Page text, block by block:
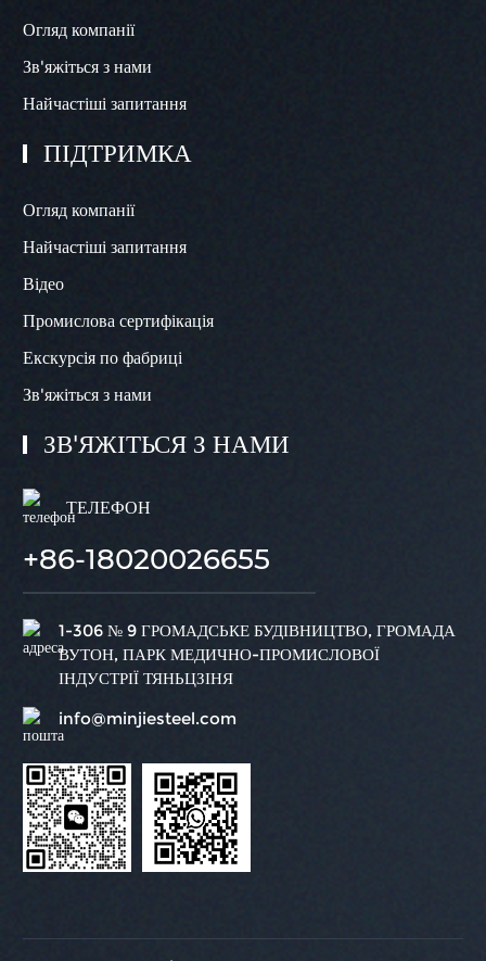
Огляд компанії
Зв'яжіться з нами
Найчастіші запитання
ПІДТРИМКА
Огляд компанії
Найчастіші запитання
Відео
Промислова сертифікація
Екскурсія по фабриці
Зв'яжіться з нами
ЗВ'ЯЖІТЬСЯ З НАМИ
ТЕЛЕФОН
+86-18020026655
1-306 № 9 ГРОМАДСЬКЕ БУДІВНИЦТВО, ГРОМАДА
ВУТОН, ПАРК МЕДИЧНО-ПРОМИСЛОВОЇ
ІНДУСТРІЇ ТЯНЬЦЗІНЯ
info@minjiesteel.com